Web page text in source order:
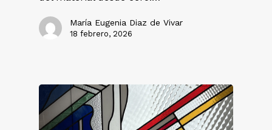
María Eugenia Diaz de Vivar
18 febrero, 2026